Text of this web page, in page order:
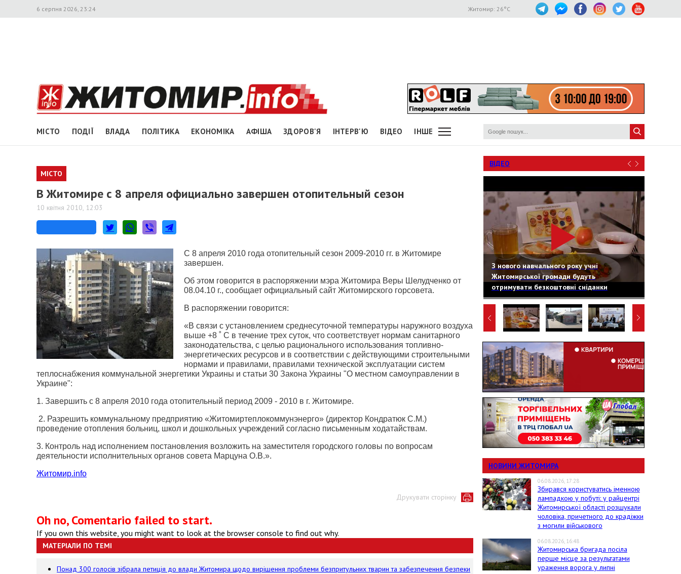
6 серпня 2026, 23:24 Житомир: 26°C
МІСТО ПОДІЇ ВЛАДА ПОЛІТИКА ЕКОНОМІКА АФІША ЗДОРОВ'Я ІНТЕРВ'Ю ВІДЕО ІНШЕ
МІСТО
В Житомире с 8 апреля официально завершен отопительный сезон
10 квітня 2010, 12:03
С 8 апреля 2010 года отопительный сезон 2009-2010 гг. в Житомире
завершен.
Об этом говорится в распоряжении мэра Житомира Веры Шелудченко от
08.04.10 г., сообщает официальный сайт Житомирского горсовета.
В распоряжении говорится:
«В связи с установлением среднесуточной температуры наружного воздуха
выше +8 ˚ С в течение трех суток, что соответствует нормам санитарного
законодательства, с целью рационального использования топливно-
энергетических ресурсов и в соответствии с действующими строительными
нормами и правилами, правилами технической эксплуатации систем
теплоснабжения коммунальной энергетики Украины и статьи 30 Закона Украины "О местном самоуправлении в
Украине":
1. Завершить с 8 апреля 2010 года отопительный период 2009 - 2010 в г. Житомире.
2. Разрешить коммунальному предприятию «Житомиртеплокоммунэнерго» (директор Кондратюк С.М.)
проведение отопления больниц, школ и дошкольных учреждений согласно письменным ходатайствам.
3. Контроль над исполнением постановления возложить на заместителя городского головы по вопросам
деятельности исполнительных органов совета Марцуна О.В.».
Житомир.info
Друкувати сторінку
Oh no, Comentario failed to start.
If you own this website, you might want to look at the browser console to find out why.
МАТЕРІАЛИ ПО ТЕМІ
Понад 300 голосів зібрала петиція до влади Житомира щодо вирішення проблеми безпритульних тварин та забезпечення безпеки
ВІДЕО
З нового навчального року учні
Житомирської громади будуть
отримувати безкоштовні сніданки
НОВИНИ ЖИТОМИРА
06.08.2026, 17:28
Збирався користуватись іменною
лампадкою у побуті: у райцентрі
Житомирської області розшукали
чоловіка, причетного до крадіжки
з могили військового
06.08.2026, 16:48
Житомирська бригада посіла
перше місце за результатами
ураження ворога у липні